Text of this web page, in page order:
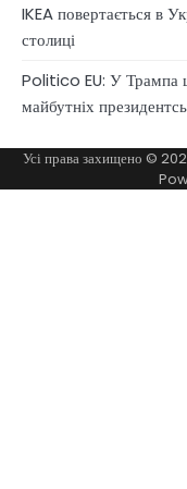
IKEA повертається в
столиці
Politico EU: У Трампа
майбутніх
Усі права захищено ©